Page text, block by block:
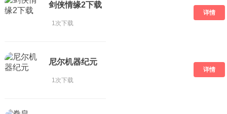
剑侠情缘2下载
1次下载
详情
尼尔机器纪元
1次下载
详情